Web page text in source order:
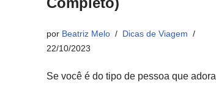
por Beatriz Melo
Dicas de Viagem
22/10/2023
Se você é do tipo de pessoa que adora